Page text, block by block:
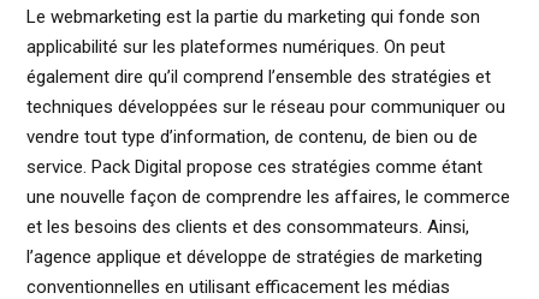
Le webmarketing est la partie du marketing qui fonde son
applicabilité sur les plateformes numériques. On peut
également dire qu’il comprend l’ensemble des stratégies et
techniques développées sur le réseau pour communiquer ou
vendre tout type d’information, de contenu, de bien ou de
service. Pack Digital propose ces stratégies comme étant
une nouvelle façon de comprendre les affaires, le commerce
et les besoins des clients et des consommateurs. Ainsi,
l’agence applique et développe de stratégies de marketing
conventionnelles en utilisant efficacement les médias